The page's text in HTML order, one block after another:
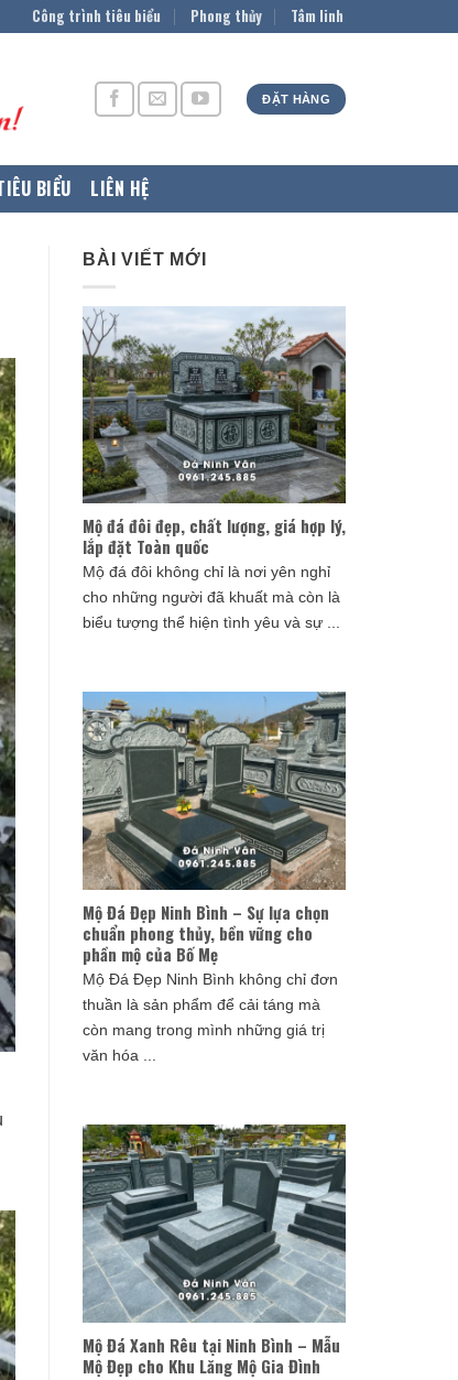
Công trình tiêu biểu Phong thủy Tâm linh
ĐẶT HÀNG
BIỂU LIÊN HỆ
BÀI VIẾT MỚI
Mộ đá đôi đẹp, chất lượng, giá hợp lý,
lắp đặt Toàn quốc
Mộ đá đôi không chỉ là nơi yên nghỉ
cho những người đã khuất mà còn là
biểu tượng thể hiện tình yêu và sự ...
Mộ Đá Đẹp Ninh Bình – Sự lựa chọn
chuẩn phong thủy, bền vững cho
phần mộ của Bố Mẹ
Mộ Đá Đẹp Ninh Bình không chỉ đơn
thuần là sản phẩm để cải táng mà
còn mang trong mình những giá trị
văn hóa ...
Mộ Đá Xanh Rêu tại Ninh Bình – Mẫu
Mộ Đẹp cho Khu Lăng Mộ Gia Đình